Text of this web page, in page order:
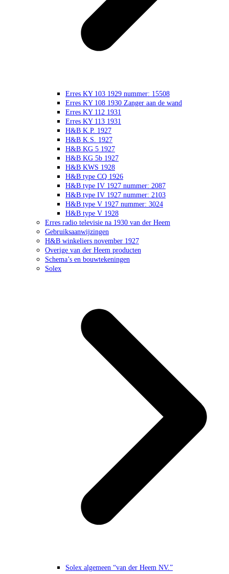
Erres KY 103 1929 nummer: 15508
Erres KY 108 1930 Zanger aan de wand
Erres KY 112 1931
Erres KY 113 1931
H&B K.P. 1927
H&B K.S. 1927
H&B KG 5 1927
H&B KG 5b 1927
H&B KWS 1928
H&B type CQ 1926
H&B type IV 1927 nummer: 2087
H&B type IV 1927 nummer: 2103
H&B type V 1927 nummer: 3024
H&B type V 1928
Erres radio televisie na 1930 van der Heem
Gebruiksaanwijzingen
H&B winkeliers november 1927
Overige van der Heem producten
Schema’s en bouwtekeningen
Solex
Solex algemeen “van der Heem NV.”